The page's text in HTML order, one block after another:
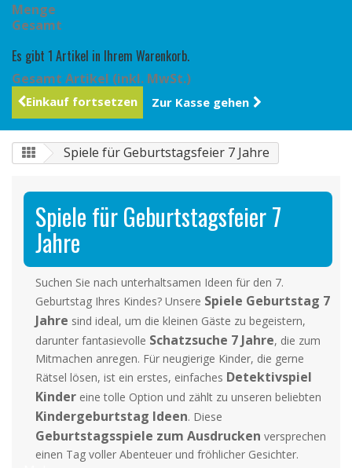
Menge
Gesamt
Es gibt 1 Artikel in Ihrem Warenkorb.
Gesamt Artikel (inkl. MwSt.)
Einkauf fortsetzen Zur Kasse gehen
Spiele für Geburtstagsfeier 7 Jahre
Spiele für Geburtstagsfeier 7
Jahre
Suchen Sie nach unterhaltsamen Ideen für den 7.
Geburtstag Ihres Kindes? Unsere Spiele Geburtstag 7
Jahre sind ideal, um die kleinen Gäste zu begeistern,
darunter fantasievolle Schatzsuche 7 Jahre, die zum
Mitmachen anregen. Für neugierige Kinder, die gerne
Rätsel lösen, ist ein erstes, einfaches Detektivspiel
Kinder eine tolle Option und zählt zu unseren beliebten
Kindergeburtstag Ideen. Diese
Geburtstagsspiele zum Ausdrucken versprechen
einen Tag voller Abenteuer und fröhlicher Gesichter.